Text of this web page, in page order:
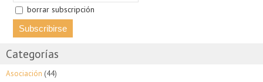
borrar subscripción
Categorías
Asociación (44)